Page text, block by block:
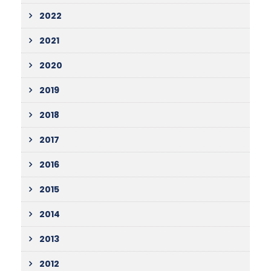
2022
2021
2020
2019
2018
2017
2016
2015
2014
2013
2012